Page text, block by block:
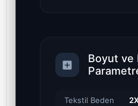
Boyut ve
Tekstil Beden